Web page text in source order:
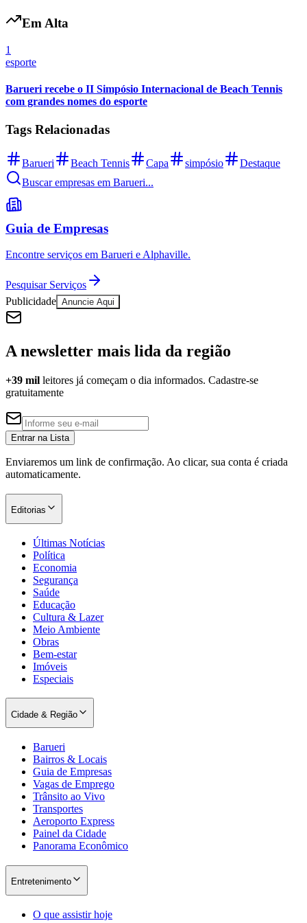
Para Sua Empresa
Vagas na Região
Hub de Negócios
Guia Comercial
Selo Verificado
Portal Educacional
Agenda de Vestibulares
Concursos
Panorama Econômico
Para Sua Empresa
Anuncie no Portal
Anunciar Vagas
Publicidade Legal
NBA
UFC
MLB
NHL
Atletismo
NBB
Competições de Futebol
Brasileirão Série A
Paulistão
Copa do Brasil
Libertadores
Copa América
Champions League
Premier League
La Liga
Bundesliga
Mundial 2026
Times - Ir direto
Em Alta
1
esporte
Barueri recebe o II Simpósio Internacional de Beach Tennis
com grandes nomes do esporte
Tags Relacionadas
Barueri Beach Tennis Capa simpósio
Destaque
Buscar empresas em Barueri...
Guia de Empresas
Encontre serviços em Barueri e Alphaville.
Pesquisar Serviços
Publicidade Anuncie Aqui
A newsletter mais lida da região
+39 mil leitores já começam o dia informados. Cadastre-se
gratuitamente
Entrar na Lista
Enviaremos um link de confirmação. Ao clicar, sua conta é criada
automaticamente.
Editorias
Últimas Notícias
Política
Economia
Segurança
Saúde
Educação
Cultura & Lazer
Meio Ambiente
Obras
Bem-estar
Imóveis
Especiais
Cidade & Região
Barueri
Bairros & Locais
Guia de Empresas
Vagas de Emprego
Trânsito ao Vivo
Transportes
Aeroporto Express
Painel da Cidade
Panorama Econômico
Entretenimento
O que assistir hoje